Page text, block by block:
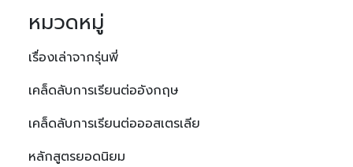
หมวดหมู่
เรื่องเล่าจากรุ่นพี่
เคล็ดลับการเรียนต่ออังกฤษ
เคล็ดลับการเรียนต่อออสเตรเลีย
หลักสูตรยอดนิยม